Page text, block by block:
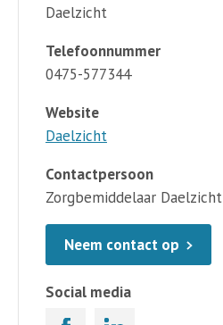
Daelzicht
Telefoonnummer
0475-577344
Website
Daelzicht
Contactpersoon
Zorgbemiddelaar Daelzicht
Neem contact op
Social media